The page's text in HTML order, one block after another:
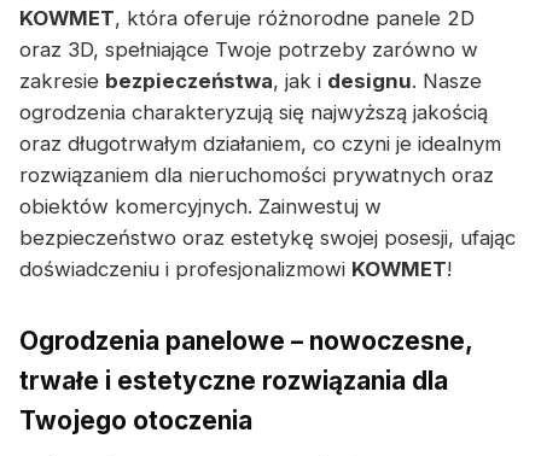
KOWMET, która oferuje różnorodne panele 2D
oraz 3D, spełniające Twoje potrzeby zarówno w
zakresie bezpieczeństwa, jak i designu. Nasze
ogrodzenia charakteryzują się najwyższą jakością
oraz długotrwałym działaniem, co czyni je idealnym
rozwiązaniem dla nieruchomości prywatnych oraz
obiektów komercyjnych. Zainwestuj w
bezpieczeństwo oraz estetykę swojej posesji, ufając
doświadczeniu i profesjonalizmowi KOWMET!
Ogrodzenia panelowe – nowoczesne,
trwałe i estetyczne rozwiązania dla
Twojego otoczenia